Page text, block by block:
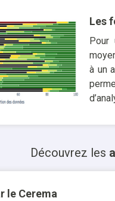
Les
Pour
à un
Découvrez les
le Cerema